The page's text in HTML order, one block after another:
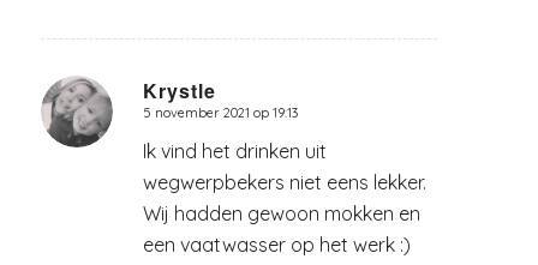
Krystle
zegt:
5 november 2021 op 19:13
Ik vind het drinken uit
wegwerpbekers niet eens lekker.
Wij hadden gewoon mokken en
een vaatwasser op het werk :)